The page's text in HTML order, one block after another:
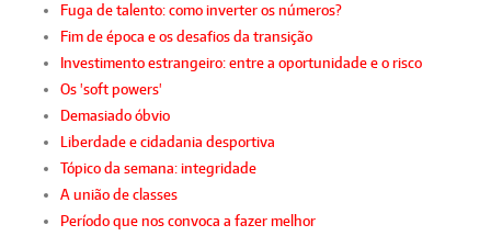
Fuga de talento: como inverter os números?
Fim de época e os desafios da transição
Investimento estrangeiro: entre a oportunidade e o risco
Os 'soft powers'
Demasiado óbvio
Liberdade e cidadania desportiva
Tópico da semana: integridade
A união de classes
Período que nos convoca a fazer melhor